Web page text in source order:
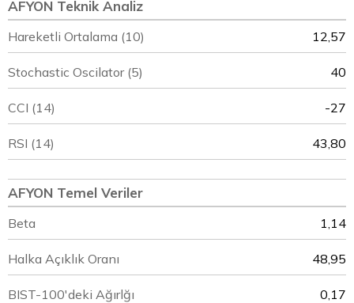
AFYON Teknik Analiz
Hareketli Ortalama (10) 12,57
Stochastic Oscilator (5) 40
CCI (14) -27
RSI (14) 43,80
AFYON Temel Veriler
Beta 1,14
Halka Açıklık Oranı 48,95
BIST-100'deki Ağırlğı 0,17